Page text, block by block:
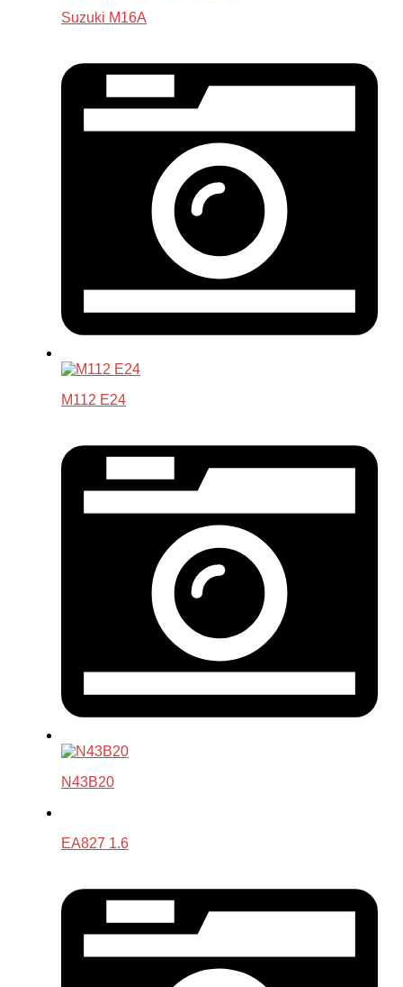
Suzuki M16A
M112 E24
N43B20
EA827 1.6